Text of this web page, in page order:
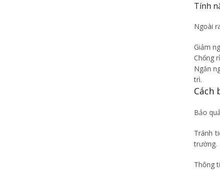
Tính
Ngoài
Giảm
Chống
Ngăn
trì.
Cách
Bảo
Tránh
trường.
Thông